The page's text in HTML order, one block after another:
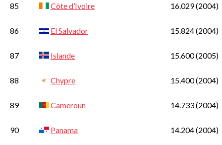
85 Côte d’Ivoire 16.029(2004)
86 El Salvador 15.824(2004)
87 Islande 15.600(2005)
88 Chypre 15.400(2004)
89 Cameroun 14.733(2004)
90 Panama 14.204(2004)